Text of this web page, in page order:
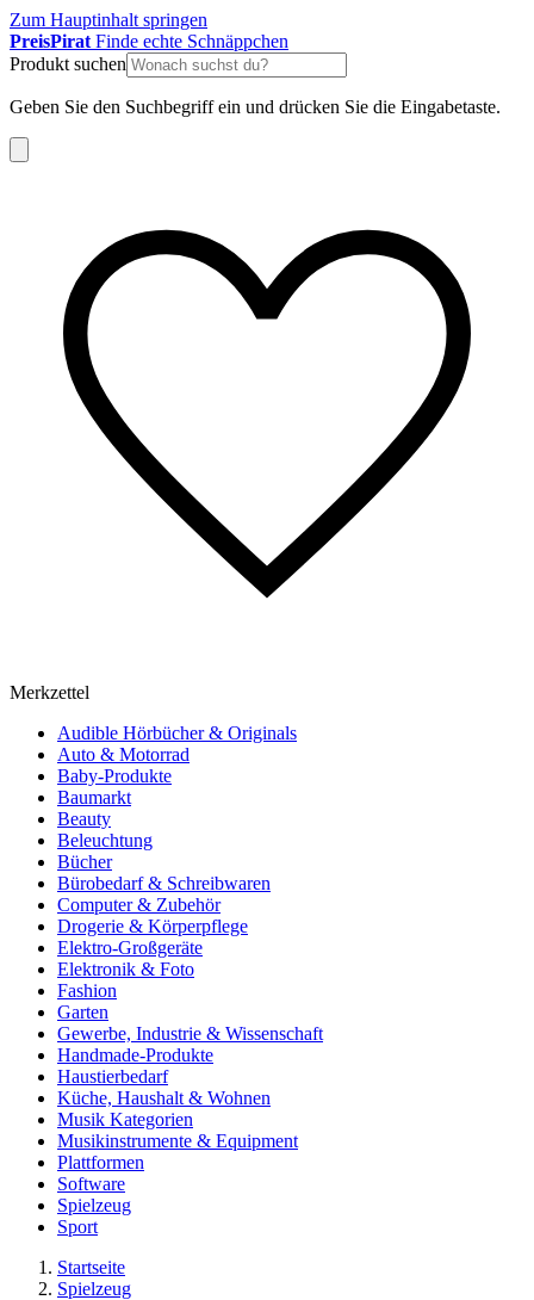
Zum Hauptinhalt springen
PreisPirat Finde echte Schnäppchen
Produkt suchen
Geben Sie den Suchbegriff ein und drücken Sie die Eingabetaste.
Merkzettel
Audible Hörbücher & Originals
Auto & Motorrad
Baby-Produkte
Baumarkt
Beauty
Beleuchtung
Bücher
Bürobedarf & Schreibwaren
Computer & Zubehör
Drogerie & Körperpflege
Elektro-Großgeräte
Elektronik & Foto
Fashion
Garten
Gewerbe, Industrie & Wissenschaft
Handmade-Produkte
Haustierbedarf
Küche, Haushalt & Wohnen
Musik Kategorien
Musikinstrumente & Equipment
Plattformen
Software
Spielzeug
Sport
Startseite
Spielzeug